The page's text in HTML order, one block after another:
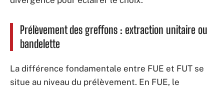
Prélèvement des greffons : extraction unitaire ou
bandelette
La différence fondamentale entre FUE et FUT se
situe au niveau du prélèvement. En FUE, le